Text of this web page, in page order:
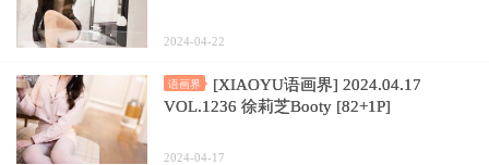
2024-04-22
语画界
[XIAOYU语画界] 2024.04.17
VOL.1236 徐莉芝Booty [82+1P]
2024-04-17